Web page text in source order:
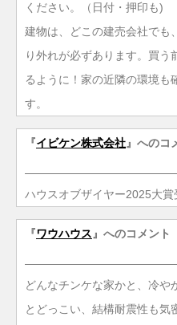
ください。（日付・押印も)
建物は、どこの建売会社でも
り外れが必ずあります。買う
るように！家の近隣の環境も
す。
『イビケン株式会社 』へのコ
ハウスオブザイヤー2025大賞
『ワウハウス 』へのコメント
どんなチンケな家かと、冷や
とどっこい、結構耐震性も気